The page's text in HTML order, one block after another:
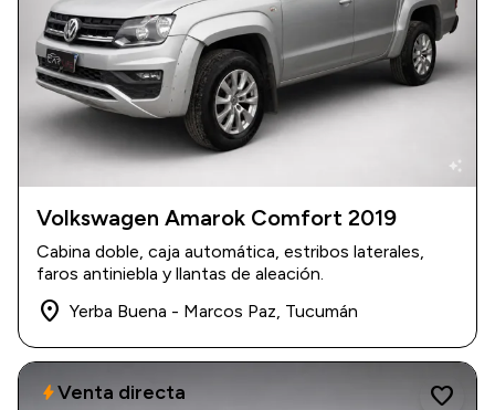
auto_awesome
2019 150.000 km
$ 28.500.000
Volkswagen Amarok Comfort 2019
Cabina doble, caja automática, estribos laterales,
faros antiniebla y llantas de aleación.
place Yerba Buena - Marcos Paz, Tucumán
favorite
boltVenta directa